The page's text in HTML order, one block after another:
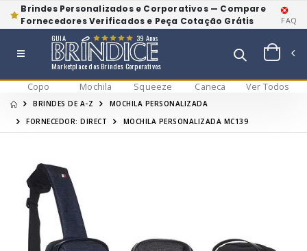
Brindes Personalizados e Corporativos — Compare
Fornecedores Verificados e Peça Cotação Grátis
FAQ
Marketplace dos Brindes Corporativos
GUIA 39 Anos
Copo Mochila Squeeze Caneca Ver Todos
BRINDES DE A-Z
MOCHILA PERSONALIZADA
FORNECEDOR: DIRECT
MOCHILA PERSONALIZADA MC139